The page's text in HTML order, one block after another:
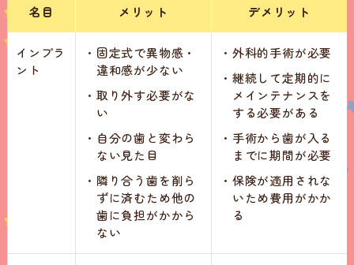
名目 メリット デメリット
インプラ
ント
・ 固定式で異物感・
違和感が少ない
・ 取り外す必要がな
い
・ 自分の歯と変わら
ない見た目
・ 隣り合う歯を削ら
ずに済むため他の
歯に負担がかから
ない
・ 外科的手術が必要
・ 継続して定期的に
メインテナンスを
する必要がある
・ 手術から歯が入る
までに期間が必要
・ 保険が適用されな
いため費用がかか
る